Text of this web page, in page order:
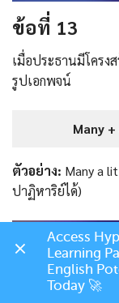
ข้อที่ 13
เมื่อประธานมีโครง
รูปเอกพจน์
Many
ตัวอย่าง: Many a
ปาฏิหาริย์ได้)
Access
Learning
English
Today 🚀